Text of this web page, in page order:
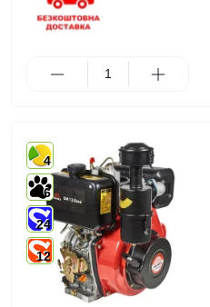
4
6
24
12